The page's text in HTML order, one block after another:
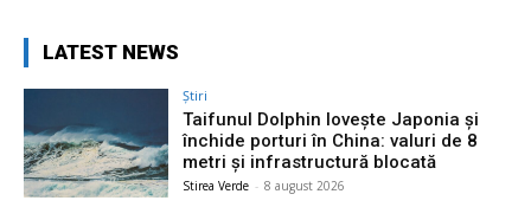
LATEST NEWS
Știri
Taifunul Dolphin lovește Japonia și
închide porturi în China: valuri de 8
metri și infrastructură blocată
Stirea Verde - 8 august 2026